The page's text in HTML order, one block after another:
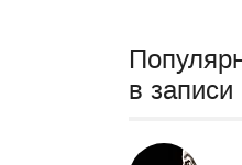
в записи